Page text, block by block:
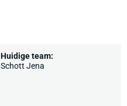
Huidige team:
Schott Jena